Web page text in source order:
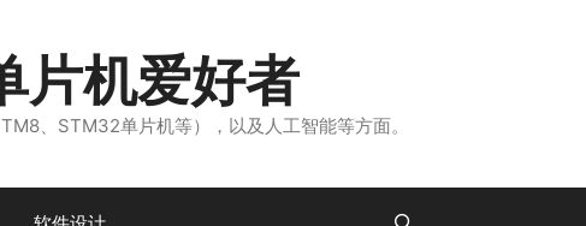
片机爱好者
、STM32单片机等），以及人工智能等方面。